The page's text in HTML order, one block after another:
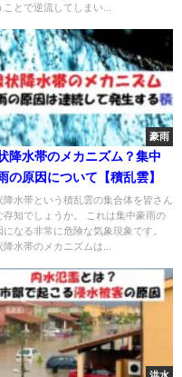
ことで逆流してしまい...
豪雨
降水帯のメカニズム？集中
の原因について【積乱雲】
降水帯という積乱雲の集合体を皆さん
存知でしょうか。 これは集中豪雨の
になる非常に危険な気象現象です。
降水帯のメカニズムは...